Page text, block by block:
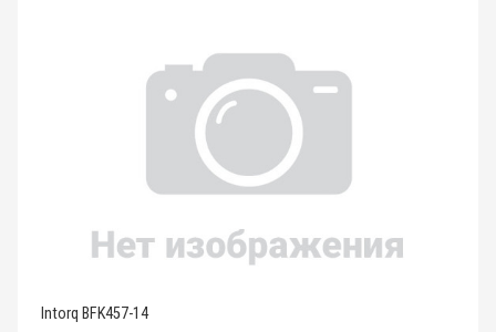
Intorq BFK457-14